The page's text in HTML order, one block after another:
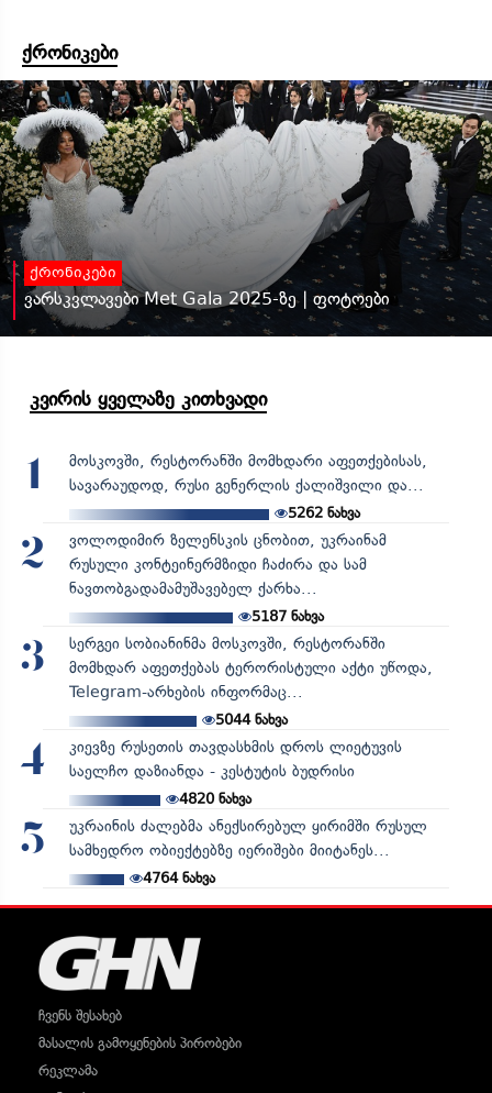
ქრონიკები
ქრონიკები
ვარსკვლავები Met Gala 2025-ზე | ფოტოები
კვირის ყველაზე კითხვადი
1
მოსკოვში, რესტორანში მომხდარი აფეთქებისას,
სავარაუდოდ, რუსი გენერლის ქალიშვილი და...
5262 ნახვა
2
ვოლოდიმირ ზელენსკის ცნობით, უკრაინამ
რუსული კონტეინერმზიდი ჩაძირა და სამ
ნავთობგადამამუშავებელ ქარხა...
5187ნახვა
3
სერგეი სობიანინმა მოსკოვში, რესტორანში
მომხდარ აფეთქებას ტერორისტული აქტი უწოდა,
Telegram-არხების ინფორმაც...
5044ნახვა
4
კიევზე რუსეთის თავდასხმის დროს ლიეტუვის
საელჩო დაზიანდა - კესტუტის ბუდრისი
4820ნახვა
5
უკრაინის ძალებმა ანექსირებულ ყირიმში რუსულ
სამხედრო ობიექტებზე იერიშები მიიტანეს...
4764ნახვა
ჩვენს შესახებ
მასალის გამოყენების პირობები
რეკლამა